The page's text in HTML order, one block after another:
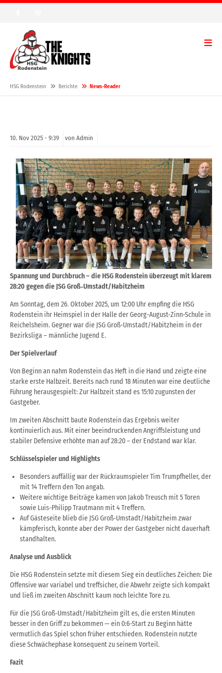
HSG Rodenstein Berichte News-Reader
10. Nov 2025 - 9:39 von Admin
Spannung und Durchbruch – die HSG Rodenstein überzeugt mit klarem
28:20 gegen die JSG Groß‑Umstadt/Habitzheim
Am Sonntag, dem 26. Oktober 2025, um 12:00 Uhr empfing die HSG
Rodenstein ihr Heimspiel in der Halle der Georg-August-Zinn-Schule in
Reichelsheim. Gegner war die JSG Groß-Umstadt/Habitzheim in der
Bezirksliga – männliche Jugend E.
Der Spielverlauf
Von Beginn an nahm Rodenstein das Heft in die Hand und zeigte eine
starke erste Halbzeit. Bereits nach rund 18 Minuten war eine deutliche
Führung herausgespielt: Zur Halbzeit stand es 15:10 zugunsten der
Gastgeber.
Im zweiten Abschnitt baute Rodenstein das Ergebnis weiter
kontinuierlich aus. Mit einer beeindruckenden Angriffsleistung und
stabiler Defensive erhöhte man auf 28:20 – der Endstand war klar.
Schlüsselspieler und Highlights
Besonders auffällig war der Rückraumspieler Tim Trumpfheller, der
mit 14 Treffern den Ton angab.
Weitere wichtige Beiträge kamen von Jakob Treusch mit 5 Toren
sowie Luis-Philipp Trautmann mit 4 Treffern.
Auf Gästeseite blieb die JSG Groß-Umstadt/Habitzheim zwar
kämpferisch, konnte aber der Power der Gastgeber nicht dauerhaft
standhalten.
Analyse und Ausblick
Die HSG Rodenstein setzte mit diesem Sieg ein deutliches Zeichen: Die
Offensive war variabel und treffsicher, die Abwehr zeigte sich kompakt
und ließ im zweiten Abschnitt kaum noch leichte Tore zu.
Für die JSG Groß-Umstadt/Habitzheim gilt es, die ersten Minuten
besser in den Griff zu bekommen — ein 0:6-Start zu Beginn hätte
vermutlich das Spiel schon früher entschieden. Rodenstein nutzte
diese Schwächephase konsequent zu seinem Vorteil.
Fazit